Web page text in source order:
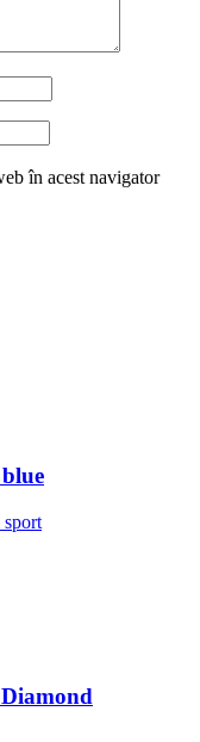
în acest navigator
sport